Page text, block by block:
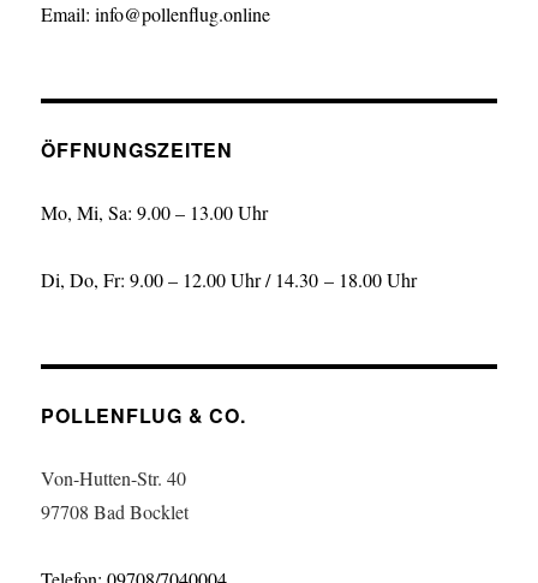
Email: info@pollenflug.online
ÖFFNUNGSZEITEN
Mo, Mi, Sa: 9.00 – 13.00 Uhr
Di, Do, Fr: 9.00 – 12.00 Uhr / 14.30 – 18.00 Uhr
POLLENFLUG & CO.
Von-Hutten-Str. 40
97708 Bad Bocklet